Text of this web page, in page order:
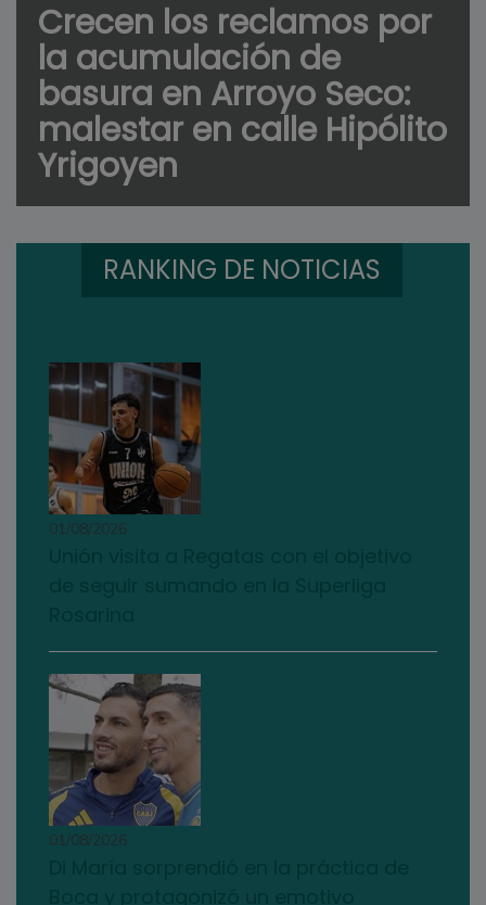
Crecen los reclamos por
la acumulación de
basura en Arroyo Seco:
malestar en calle Hipólito
Yrigoyen
RANKING DE NOTICIAS
01/08/2026
01/08/2026